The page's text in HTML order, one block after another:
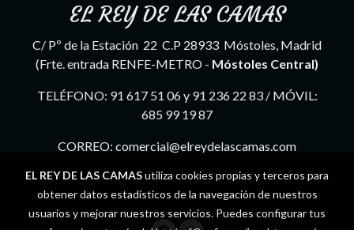
EL REY DE LAS CAMAS
C/ Pº de la Estación 22 C.P 28933 Móstoles, Madrid
(Frte. entrada RENFE-METRO - Móstoles Central)
TELÉFONO: 91 617 51 06 y 91 236 22 83 / MÓVIL:
685 99 19 87
CORREO: comercial@elreydelascamas.com
EL REY DE LAS CAMASutiliza cookies propias y terceros para
obtener datos estadísticos de la navegación de nuestros
usuarios y mejorar nuestros servicios. Puedes configurar tus